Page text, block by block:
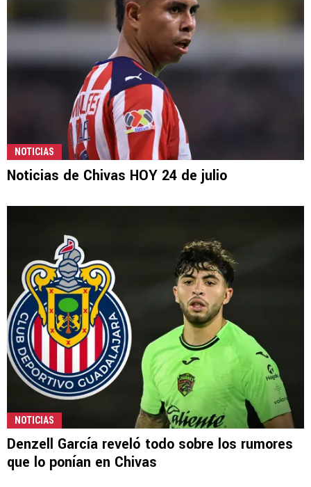
NOTICIAS
Noticias de Chivas HOY 24 de julio
NOTICIAS
Denzell García reveló todo sobre los rumores
que lo ponían en Chivas